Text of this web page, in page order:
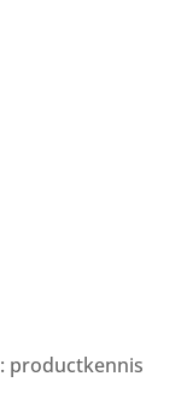
productkennis